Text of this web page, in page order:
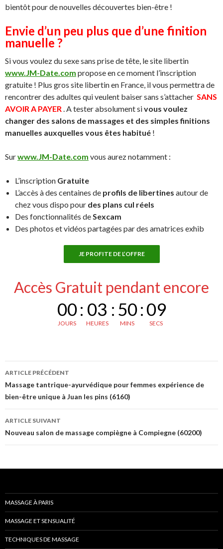
bientôt pour de nouvelles découvertes bien-être !
Envie d’un peu plus que d’une finition
manuelle ?
Si vous voulez du sexe sans prise de tête, le site libertin
www.JM-Date.com propose en ce moment l’inscription
gratuite ! Plus gros site libertin en France, il vous permettra de
rencontrer des adultes qui veulent baiser sans s’attacher SANS
AVOIR A PAYER. A tester absolument sivous voulez
changer des salons de massages et des simples finitions
manuelles auxquelles vous êtes habitué !
Surwww.JM-Date.com vous aurez notamment :
L’inscription Gratuite
L’accès à des centaines de profils de libertines autour de
chez vous dispo pour des plans cul réels
Des fonctionnalités deSexcam
Des photos et vidéos partagées par des amatrices exhib
JE PROFITE DE L’OFFRE
Accès Gratuit pendant encore
00
JOURS
: 03
HEURES
: 50
MINS
:08
SECS
Navigation
des
articles
ARTICLE PRÉCÉDENT
Massage tantrique-ayurvédique pour femmes expérience de
bien-être unique à Juan les pins (6160)
ARTICLE SUIVANT
Nouveau salon de massage compiègne à Compiegne (60200)
MASSAGE À PARIS
MASSAGE ET SENSUALITÉ
TECHNIQUES DE MASSAGE